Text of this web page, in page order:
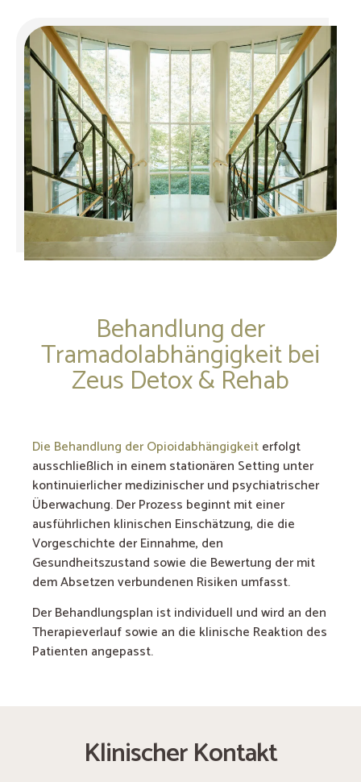
Behandlung der
Tramadolabhängigkeit bei
Zeus Detox & Rehab
Die Behandlung der Opioidabhängigkeiterfolgt
ausschließlich in einem stationären Setting unter
kontinuierlicher medizinischer und psychiatrischer
Überwachung. Der Prozess beginnt mit einer
ausführlichen klinischen Einschätzung, die die
Vorgeschichte der Einnahme, den
Gesundheitszustand sowie die Bewertung der mit
dem Absetzen verbundenen Risiken umfasst.
Der Behandlungsplan ist individuell und wird an den
Therapieverlauf sowie an die klinische Reaktion des
Patienten angepasst.
Klinischer Kontakt